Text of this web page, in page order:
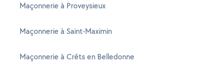
Maçonnerie à Proveysieux
Maçonnerie à Saint-Maximin
Maçonnerie à Crêts en Belledonne